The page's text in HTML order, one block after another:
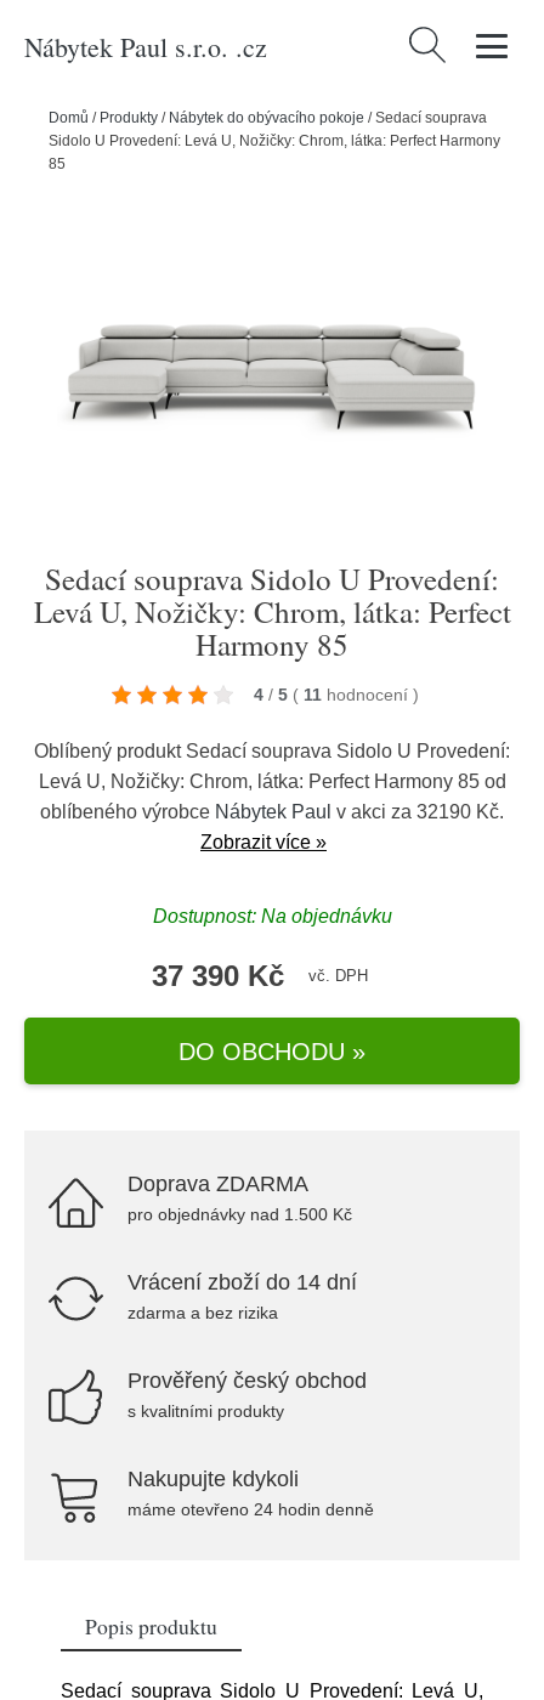
Nábytek Paul s.r.o. .cz Vyhledávání
Domů / Produkty / Nábytek do obývacího pokoje /Sedací souprava
Sidolo U Provedení: Levá U, Nožičky: Chrom, látka: Perfect Harmony
85
Sedací souprava Sidolo U Provedení:
Levá U, Nožičky: Chrom, látka: Perfect
Harmony 85
4 / 5 ( 11 hodnocení )
Oblíbený produkt Sedací souprava Sidolo U Provedení:
Levá U, Nožičky: Chrom, látka: Perfect Harmony 85 od
oblíbeného výrobce Nábytek Paul v akci za 32190 Kč.
Zobrazit více »
Dostupnost: Na objednávku
37 390 Kč vč. DPH
DO OBCHODU »
Doprava ZDARMA
pro objednávky nad 1.500 Kč
Vrácení zboží do 14 dní
zdarma a bez rizika
Prověřený český obchod
s kvalitními produkty
Nakupujte kdykoli
máme otevřeno 24 hodin denně
Popis produktu
Sedací souprava Sidolo U Provedení: Levá U,